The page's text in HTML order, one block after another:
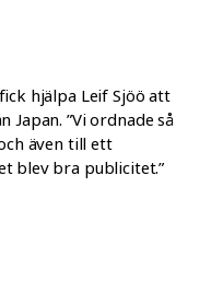
hjälpa Leif Sjöö att
”Vi ordnade så
även till ett
blev bra publicitet.”